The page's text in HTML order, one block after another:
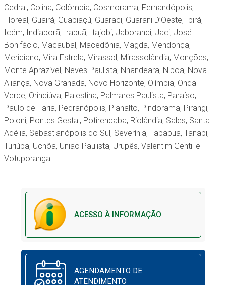
Cedral, Colina, Colômbia, Cosmorama, Fernandópolis,
Floreal, Guairá, Guapiaçú, Guaraci, Guarani D’Oeste, Ibirá,
Icém, Indiaporã, Irapuã, Itajobi, Jaborandi, Jaci, José
Bonifácio, Macaubal, Macedônia, Magda, Mendonça,
Meridiano, Mira Estrela, Mirassol, Mirassolândia, Monções,
Monte Aprazível, Neves Paulista, Nhandeara, Nipoã, Nova
Aliança, Nova Granada, Novo Horizonte, Olímpia, Onda
Verde, Orindiúva, Palestina, Palmares Paulista, Paraíso,
Paulo de Faria, Pedranópolis, Planalto, Pindorama, Pirangi,
Poloni, Pontes Gestal, Potirendaba, Riolândia, Sales, Santa
Adélia, Sebastianópolis do Sul, Severínia, Tabapuã, Tanabi,
Turiúba, Uchôa, União Paulista, Urupês, Valentim Gentil e
Votuporanga.
ACESSO À INFORMAÇÃO
AGENDAMENTO DE
ATENDIMENTO